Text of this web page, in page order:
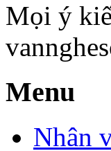
Mọi ý
Menu
Nhân